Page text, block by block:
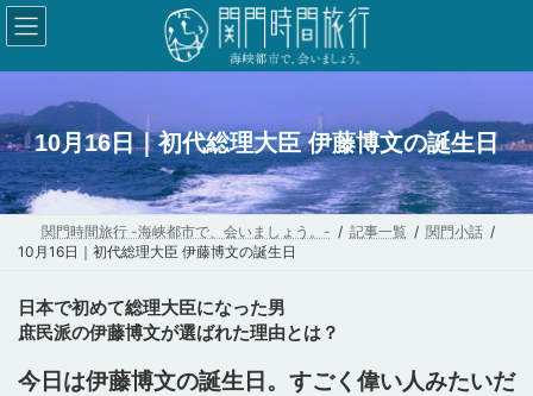
コ
ン
テ
ン
ツ
へ
ス
ナ
ビ
ゲ
ー
シ
ョ
ン
10月16日｜初代総理大臣 伊藤博文の誕生日
関門時間旅行 -海峡都市で、会いましょう。- 記事一覧
関門小話
10月16日｜初代総理大臣 伊藤博文の誕生日
日本で初めて総理大臣になった男
庶民派の伊藤博文が選ばれた理由とは？
今日は伊藤博文の誕生日。すごく偉い人みたいだ